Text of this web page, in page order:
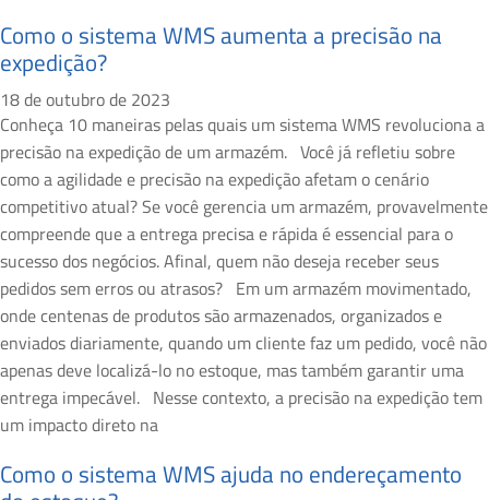
Como o sistema WMS aumenta a precisão na
expedição?
18 de outubro de 2023
Conheça 10 maneiras pelas quais um sistema WMS revoluciona a
precisão na expedição de um armazém. Você já refletiu sobre
como a agilidade e precisão na expedição afetam o cenário
competitivo atual? Se você gerencia um armazém, provavelmente
compreende que a entrega precisa e rápida é essencial para o
sucesso dos negócios. Afinal, quem não deseja receber seus
pedidos sem erros ou atrasos? Em um armazém movimentado,
onde centenas de produtos são armazenados, organizados e
enviados diariamente, quando um cliente faz um pedido, você não
apenas deve localizá-lo no estoque, mas também garantir uma
entrega impecável. Nesse contexto, a precisão na expedição tem
um impacto direto na
Como o sistema WMS ajuda no endereçamento